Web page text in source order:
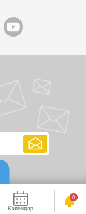
Календар Сервіси
0